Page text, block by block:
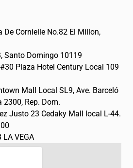
t
g
r
m
e
o
o
-
f
t
b
e
De Cornielle No.82 El Millon,
Santo Domingo 10119
Plaza Hotel Century Local 109
Mall Local SL9, Ave. Barceló
2300, Rep. Dom.
Justo 23 Cedaky Mall local L-44.
LA VEGA